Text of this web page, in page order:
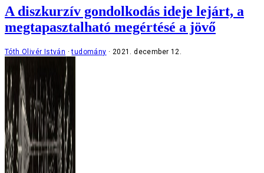
A diszkurzív gondolkodás ideje lejárt, a
megtapasztalható megértésé a jövő
Tóth Olivér István tudomány 2021. december 12.